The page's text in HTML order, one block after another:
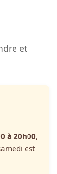
et
à 20h00,
est